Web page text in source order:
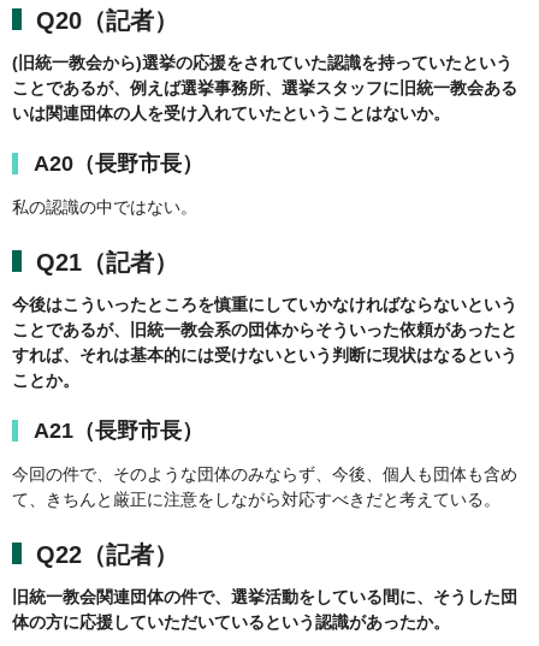
Q20（記者）
(旧統一教会から)選挙の応援をされていた認識を持っていたという
ことであるが、例えば選挙事務所、選挙スタッフに旧統一教会ある
いは関連団体の人を受け入れていたということはないか。
A20（長野市長）
私の認識の中ではない。
Q21（記者）
今後はこういったところを慎重にしていかなければならないという
ことであるが、旧統一教会系の団体からそういった依頼があったと
すれば、それは基本的には受けないという判断に現状はなるという
ことか。
A21（長野市長）
今回の件で、そのような団体のみならず、今後、個人も団体も含め
て、きちんと厳正に注意をしながら対応すべきだと考えている。
Q22（記者）
旧統一教会関連団体の件で、選挙活動をしている間に、そうした団
体の方に応援していただいているという認識があったか。